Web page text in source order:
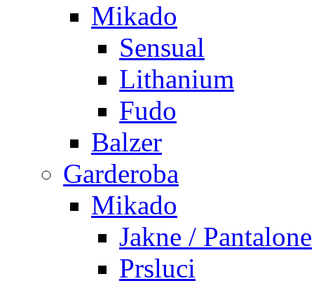
Mikado
Sensual
Lithanium
Fudo
Balzer
Garderoba
Mikado
Jakne / Pantalone
Prsluci